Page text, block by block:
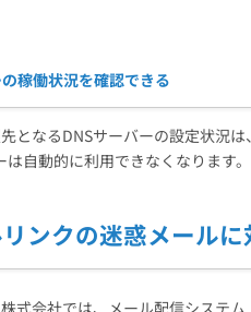
稼働状況を確認できる
となるDNSサーバーの設定状況
は自動的に利用できなくなります。
ンクの迷惑メール
式会社では、メール配信システ